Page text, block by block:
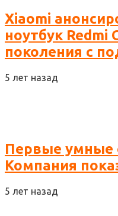
Xiaomi
ноутбук Redmi
поколения с
5 лет назад
Первые умные
Компания
5 лет назад